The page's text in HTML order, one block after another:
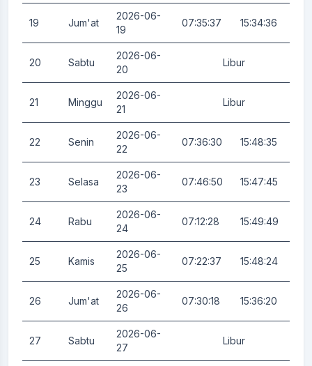
19 Jum'at
2026-06-
19
07:35:37 15:34:36
20 Sabtu
2026-06-
20
Libur
21 Minggu
2026-06-
21
Libur
22 Senin
2026-06-
22
07:36:30 15:48:35
23 Selasa
2026-06-
23
07:46:50 15:47:45
24 Rabu
2026-06-
24
07:12:28 15:49:49
25 Kamis
2026-06-
25
07:22:37 15:48:24
26 Jum'at
2026-06-
26
07:30:18 15:36:20
27 Sabtu
2026-06-
27
Libur